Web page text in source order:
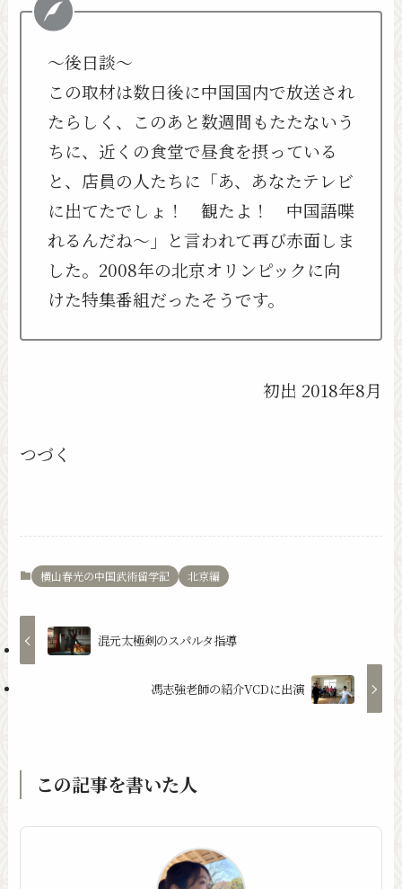
～後日談～
この取材は数日後に中国国内で放送され
たらしく、このあと数週間もたたないう
ちに、近くの食堂で昼食を摂っている
と、店員の人たちに「あ、あなたテレビ
に出てたでしょ！ 観たよ！ 中国語喋
れるんだね～」と言われて再び赤面しま
した。2008年の北京オリンピックに向
けた特集番組だったそうです。
初出 2018年8月
つづく
横山春光の中国武術留学記 北京編
混元太極剣のスパルタ指導
馮志強老師の紹介VCDに出演
この記事を書いた人